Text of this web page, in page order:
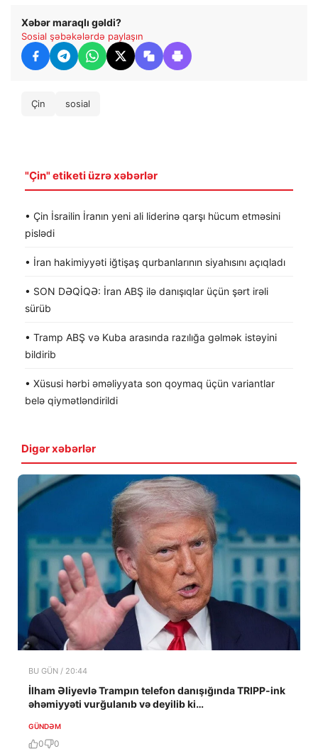
Xəbər maraqlı gəldi?
Sosial şəbəkələrdə paylaşın
Çin sosial
"Çin" etiketi üzrə xəbərlər
• Çin İsrailin İranın yeni ali liderinə qarşı hücum etməsini
pislədi
• İran hakimiyyəti iğtişaş qurbanlarının siyahısını açıqladı
• SON DƏQİQƏ: İran ABŞ ilə danışıqlar üçün şərt irəli
sürüb
• Tramp ABŞ və Kuba arasında razılığa gəlmək istəyini
bildirib
• Xüsusi hərbi əməliyyata son qoymaq üçün variantlar
belə qiymətləndirildi
Digər xəbərlər
BU GÜN / 20:44
İlham Əliyevlə Trampın telefon danışığında TRIPP-ink
əhəmiyyəti vurğulanıb və deyilib ki…
GÜNDƏM
0 0